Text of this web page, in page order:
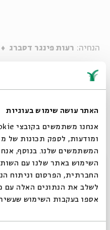
האתר עושה שימוש בעוגיות
ומודעות, לספק תכונות של
המשתמשים שלנו. בנוסף,
השימוש באתר שלנו עם
החברתית, הפרסום וניתוח
לשלב את הנתונים האלה עם
אספו בעקבות השימוש
הנחיה: רעות פינגר דסברג
תזמינו את אמא ואבא, סבתא
כל האחים הדודים והחברים
ובואו, יהיה שמח!
סגור